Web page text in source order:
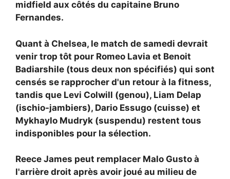
midfield aux côtés du capitaine Bruno
Fernandes.
Quant à Chelsea, le match de samedi devrait
venir trop tôt pour Romeo Lavia et Benoit
Badiarshile (tous deux non spécifiés) qui sont
censés se rapprocher d'un retour à la fitness,
tandis que Levi Colwill (genou), Liam Delap
(ischio-jambiers), Dario Essugo (cuisse) et
Mykhaylo Mudryk (suspendu) restent tous
indisponibles pour la sélection.
Reece James peut remplacer Malo Gusto à
l'arrière droit après avoir joué au milieu de